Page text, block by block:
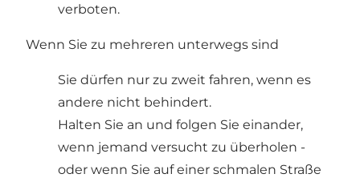
verboten.
Wenn Sie zu mehreren unterwegs sind
Sie dürfen nur zu zweit fahren, wenn es
andere nicht behindert.
Halten Sie an und folgen Sie einander,
wenn jemand versucht zu überholen -
oder wenn Sie auf einer schmalen Straße